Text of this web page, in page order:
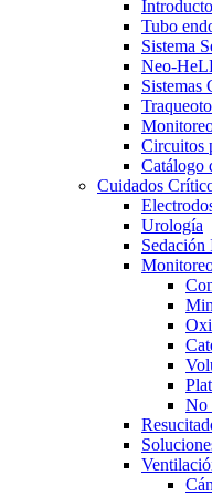
Tubo
Sistema
Neo-
Sistemas
Circuitos
Catálogo
Cuidados
Urología
Sedación
No